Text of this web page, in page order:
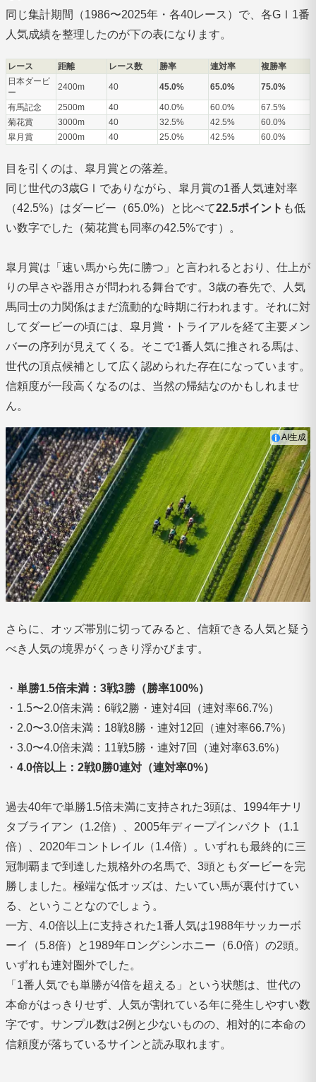
同じ集計期間（1986〜2025年・各40レース）で、各GⅠ1番
人気成績を整理したのが下の表になります。
レース 距離 レース数 勝率 連対率
複勝率
日本ダービ
ー
2400m 40 45.0% 65.0% 75.0%
有馬記念 2500m 40 40.0% 60.0%
67.5%
菊花賞
3000m 40 32.5% 42.5%
60.0%
皐月賞
2000m 40 25.0% 42.5% 60.0%
目を引くのは、皐月賞との落差。
同じ世代の3歳GⅠでありながら、皐月賞の1番人気連対率
（42.5%）はダービー（65.0%）と比べて22.5ポイント も低
い数字でした（菊花賞も同率の42.5%です）。
皐月賞は「速い馬から先に勝つ」と言われるとおり、仕上が
りの早さや器用さが問われる舞台です。3歳の春先で、人気
馬同士の力関係はまだ流動的な時期に行われます。それに対
してダービーの頃には、皐月賞・トライアルを経て主要メン
バーの序列が見えてくる。そこで1番人気に推される馬は、
世代の頂点候補として広く認められた存在になっています。
信頼度が一段高くなるのは、当然の帰結なのかもしれませ
ん。
AI生成
さらに、オッズ帯別に切ってみると、信頼できる人気と疑う
べき人気の境界がくっきり浮かびます。
・ 単勝1.5倍未満：3戦3勝（勝率100%）
・1.5〜2.0倍未満：6戦2勝・連対4回（連対率66.7%）
・2.0〜3.0倍未満：18戦8勝・連対12回（連対率66.7%）
・3.0〜4.0倍未満：11戦5勝・連対7回（連対率63.6%）
・ 4.0倍以上：2戦0勝0連対（連対率0%）
過去40年で単勝1.5倍未満に支持された3頭は、1994年ナリ
タブライアン（1.2倍）、2005年ディープインパクト（1.1
倍）、2020年コントレイル（1.4倍）。いずれも最終的に三
冠制覇まで到達した規格外の名馬で、3頭ともダービーを完
勝しました。極端な低オッズは、たいてい馬が裏付けてい
る、ということなのでしょう。
一方、4.0倍以上に支持された1番人気は1988年サッカーボ
ーイ（5.8倍）と1989年ロングシンホニー（6.0倍）の2頭。
いずれも連対圏外でした。
「1番人気でも単勝が4倍を超える」という状態は、世代の
本命がはっきりせず、人気が割れている年に発生しやすい数
字です。サンプル数は2例と少ないものの、相対的に本命の
信頼度が落ちているサインと読み取れます。